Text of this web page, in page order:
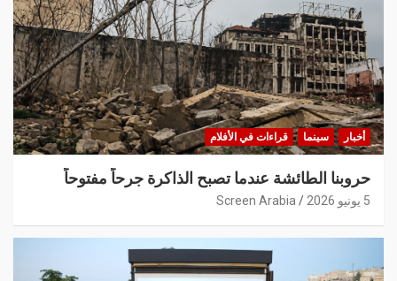
أخبار سينما قراءات في الأفلام
حروبنا الطائشة عندما تصبح الذاكرة جرحاً مفتوحاً
5 يونيو 2026 Screen Arabia